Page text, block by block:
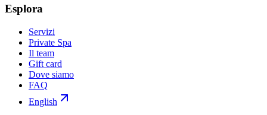
Esplora
Servizi
Private Spa
Il team
Gift card
Dove siamo
FAQ
English